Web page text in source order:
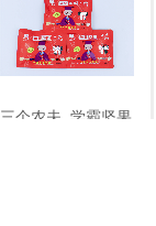
三个农夫 学霸坚果